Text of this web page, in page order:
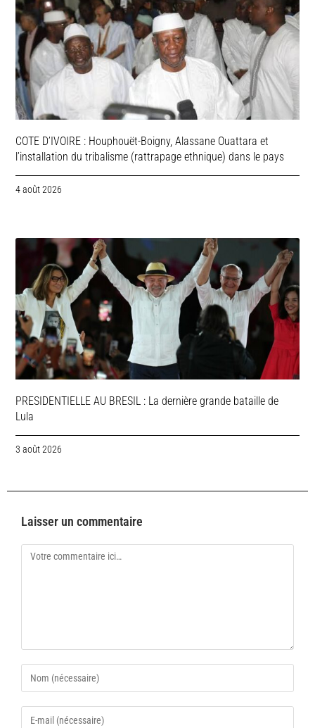
COTE D’IVOIRE : Houphouët-Boigny, Alassane Ouattara et
l’installation du tribalisme (rattrapage ethnique) dans le pays
4 août 2026
PRESIDENTIELLE AU BRESIL : La dernière grande bataille de
Lula
3 août 2026
Laisser un commentaire